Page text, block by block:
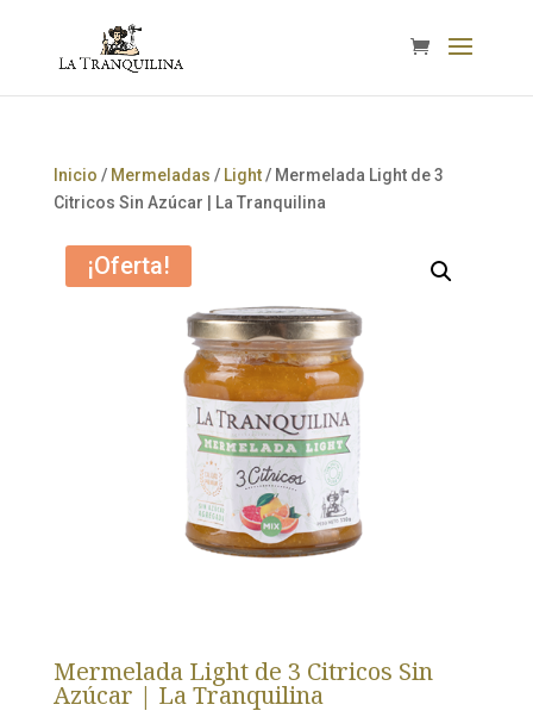
Inicio / Mermeladas / Light/ Mermelada Light de 3
Citricos Sin Azúcar | La Tranquilina
¡Oferta!
Mermelada Light de 3 Citricos Sin
Azúcar | La Tranquilina